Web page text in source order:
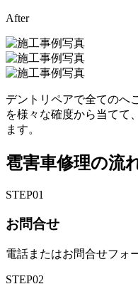
After
デントリペアで全てのへ
を様々な確度から当てて
ます。
雹害車修理の流
STEP01
お問合せ
電話またはお問合せフォ
STEP02